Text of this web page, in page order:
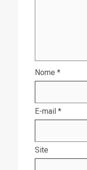
Nome *
E-mail *
Site